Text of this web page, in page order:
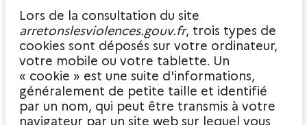
Lors de la consultation du site
arretonslesviolences.gouv.fr, trois types de
cookies sont déposés sur votre ordinateur,
votre mobile ou votre tablette. Un
« cookie » est une suite d'informations,
généralement de petite taille et identifié
par un nom, qui peut être transmis à votre
navigateur par un site web sur lequel vous